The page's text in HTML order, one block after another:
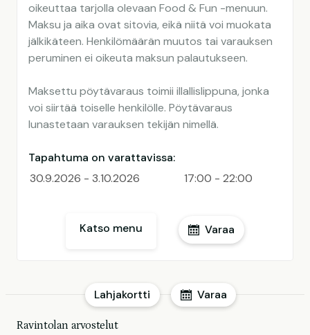
oikeuttaa tarjolla olevaan Food & Fun -menuun.
Maksu ja aika ovat sitovia, eikä niitä voi muokata
jälkikäteen. Henkilömäärän muutos tai varauksen
peruminen ei oikeuta maksun palautukseen.
Maksettu pöytävaraus toimii illallislippuna, jonka
voi siirtää toiselle henkilölle. Pöytävaraus
lunastetaan varauksen tekijän nimellä.
Tapahtuma on varattavissa:
30.9.2026 - 3.10.2026
17:00 - 22:00
Katso menu Varaa
Varaa
Lahjakortti
Ravintolan arvostelut